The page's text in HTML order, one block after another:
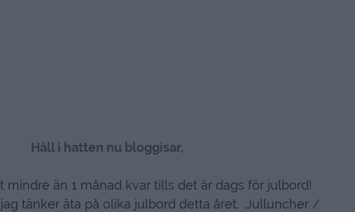
Håll i hatten nu bloggisar,
mindre än 1 månad kvar tills det är dags för julbord!
tänker äta på olika julbord detta året. Julluncher /